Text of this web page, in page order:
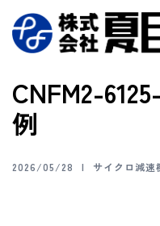
CNFM2-
例
2026/05/28 サイクロ減速